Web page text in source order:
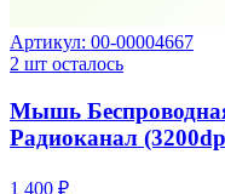
Артикул: 00-00004667
2 шт осталось
Мышь
Радиоканал
1 400 ₽